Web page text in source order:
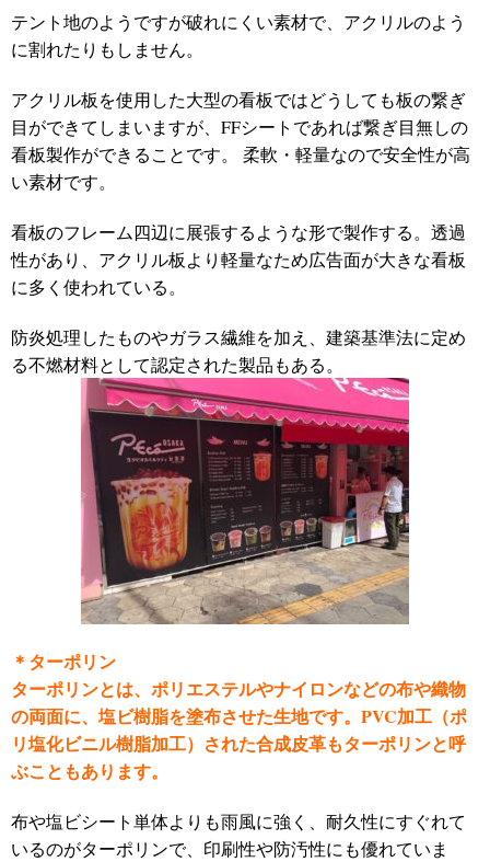
テント地のようですが破れにくい素材で、アクリルのよう
に割れたりもしません。
アクリル板を使用した大型の看板ではどうしても板の繋ぎ
目ができてしまいますが、 FFシートであれば繋ぎ目無しの
看板製作ができることです。 柔軟・軽量なので安全性が高
い素材です。
看板のフレーム四辺に展張するような形で製作する。透過
性があり、アクリル板より軽量なため広告面が大きな看板
に多く使われている。
防炎処理したものやガラス繊維を加え、建築基準法に定め
る不燃材料として認定された製品もある。
＊ターポリン
ターポリンとは、ポリエステルやナイロンなどの布や織物
の両面に、塩ビ樹脂を塗布させた生地です。 PVC加工（ポ
リ塩化ビニル樹脂加工）された合成皮革もターポリンと呼
ぶこともあります。
布や塩ビシート単体よりも雨風に強く、耐久性にすぐれて
いるのがターポリンで、 印刷性や防汚性にも優れていま